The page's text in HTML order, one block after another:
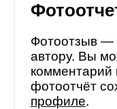
Фотоотзыв —
автору. Вы
комментарий
фотоотчёт
профиле.